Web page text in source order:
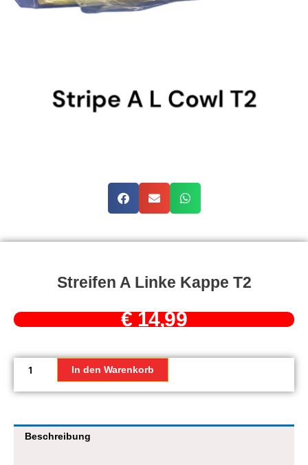
Streifen A Linke Kappe T2
€14,99
Streifen
Kappe
Menge
In den Warenkorb
Beschreibung